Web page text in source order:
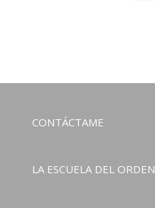
CONTÁCTAME
LA ESCUELA DEL ORDEN